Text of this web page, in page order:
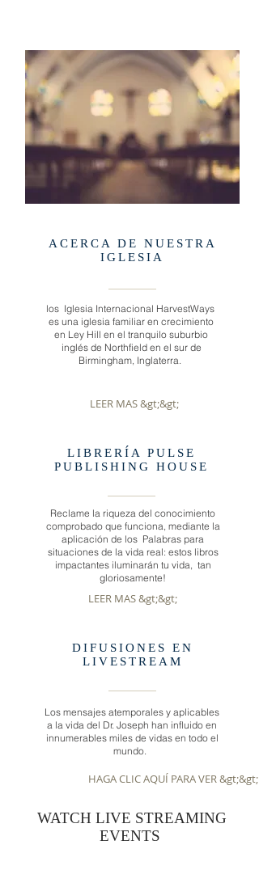
ACERCA DE NUESTRA
IGLESIA
los Iglesia Internacional HarvestWays
es una iglesia familiar en crecimiento
en Ley Hill en el tranquilo suburbio
inglés de Northfield en el sur de
Birmingham, Inglaterra.
LEER MAS &gt;&gt;
LIBRERÍA PULSE
PUBLISHING HOUSE
Reclame la riqueza del conocimiento
comprobado que funciona, mediante la
aplicación de los Palabras para
situaciones de la vida real: estos libros
impactantes iluminarán tu vida, tan
gloriosamente!
LEER MAS &gt;&gt;
DIFUSIONES EN
LIVESTREAM
Los mensajes atemporales y aplicables
a la vida del Dr. Joseph han influido en
innumerables miles de vidas en todo el
mundo.
HAGA CLIC AQUÍ PARA VER &gt;&gt;
WATCH LIVE STREAMING
EVENTS